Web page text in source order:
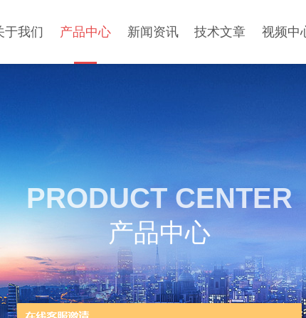
于我们 产品中心 新闻资讯 技术文章 视频中
PRODUCT CENTER
产品中心